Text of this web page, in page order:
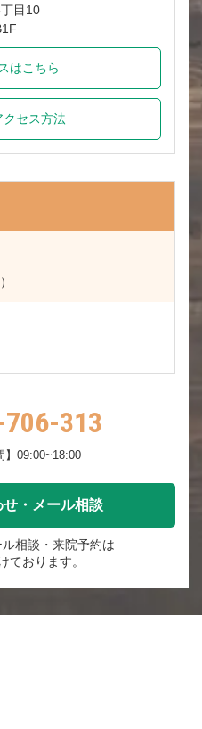
目10
はこちら
セス方法
313
】09:00~18:00
・メール相談
相談・来院予約は
ております。